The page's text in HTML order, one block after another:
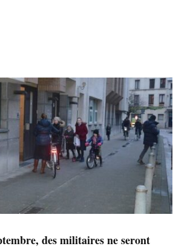
des militaires ne seront